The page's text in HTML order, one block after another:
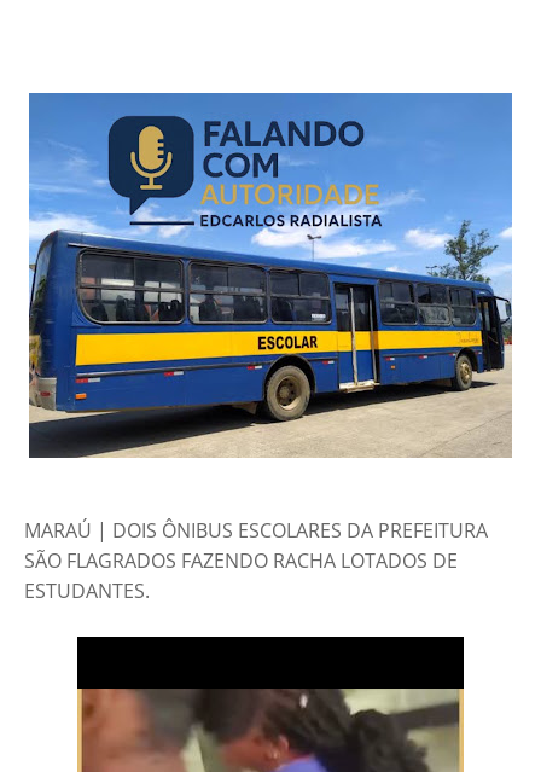
MARAÚ | DOIS ÔNIBUS ESCOLARES DA PREFEITURA
SÃO FLAGRADOS FAZENDO RACHA LOTADOS DE
ESTUDANTES.